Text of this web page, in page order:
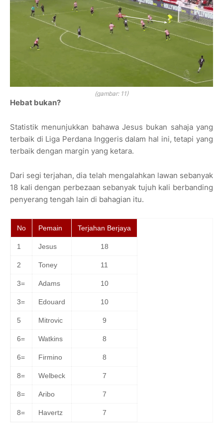
(gambar: 11)
Hebat bukan?
Statistik menunjukkan bahawa Jesus bukan sahaja yang
terbaik di Liga Perdana Inggeris dalam hal ini, tetapi yang
terbaik dengan margin yang ketara.
Dari segi terjahan, dia telah mengalahkan lawan sebanyak
18 kali dengan perbezaan sebanyak tujuh kali berbanding
penyerang tengah lain di bahagian itu.
No Pemain Terjahan Berjaya
1 Jesus 18
2 Toney 11
3= Adams 10
3= Edouard 10
5 Mitrovic 9
6= Watkins 8
6= Firmino 8
8= Welbeck 7
8= Aribo 7
8= Havertz 7